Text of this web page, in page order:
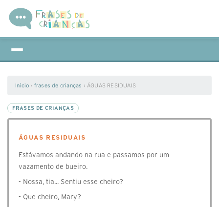
Início › frases de crianças ›ÁGUAS RESIDUAIS
FRASES DE CRIANÇAS
ÁGUAS RESIDUAIS
Estávamos andando na rua e passamos por um
vazamento de bueiro.
- Nossa, tia... Sentiu esse cheiro?
- Que cheiro, Mary?